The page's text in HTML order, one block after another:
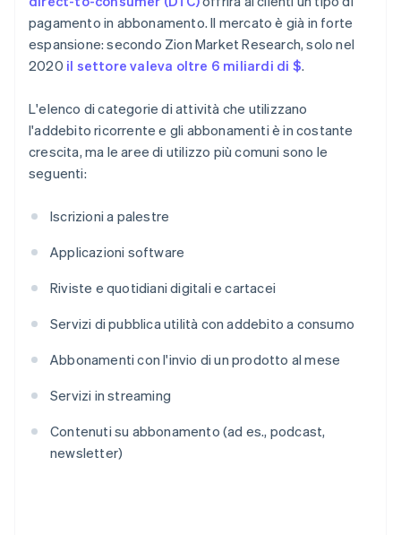
pagamento in abbonamento. Il mercato è già in forte
espansione: secondo Zion Market Research, solo nel
2020 il settore valeva oltre 6 miliardi di $.
L'elenco di categorie di attività che utilizzano
l'addebito ricorrente e gli abbonamenti è in costante
crescita, ma le aree di utilizzo più comuni sono le
seguenti:
Iscrizioni a palestre
Applicazioni software
Riviste e quotidiani digitali e cartacei
Servizi di pubblica utilità con addebito a consumo
Abbonamenti con l'invio di un prodotto al mese
Servizi in streaming
Contenuti su abbonamento (ad es., podcast,
newsletter)